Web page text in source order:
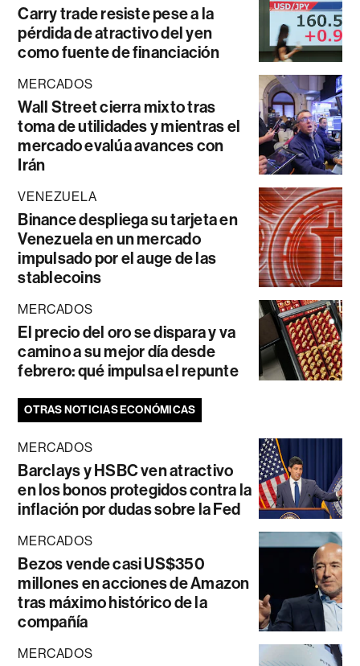
Carry trade resiste pese a la
pérdida de atractivo del yen
como fuente de financiación
MERCADOS
Wall Street cierra mixto tras
toma de utilidades y mientras el
mercado evalúa avances con
Irán
VENEZUELA
Binance despliega su tarjeta en
Venezuela en un mercado
impulsado por el auge de las
stablecoins
MERCADOS
El precio del oro se dispara y va
camino a su mejor día desde
febrero: qué impulsa el repunte
OTRAS NOTICIAS ECONÓMICAS
MERCADOS
Barclays y HSBC ven atractivo
en los bonos protegidos contra la
inflación por dudas sobre la Fed
MERCADOS
Bezos vende casi US$350
millones en acciones de Amazon
tras máximo histórico de la
compañía
MERCADOS